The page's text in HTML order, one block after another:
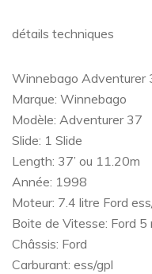
détails techniques
Winnebago Adventurer
Marque: Winnebago
Modèle: Adventurer 37
Slide: 1 Slide
Length: 37’ ou 11.20m
Année: 1998
Moteur: 7.4 litre Ford
Boite de Vitesse: Ford
Châssis: Ford
Carburant: ess/gpl